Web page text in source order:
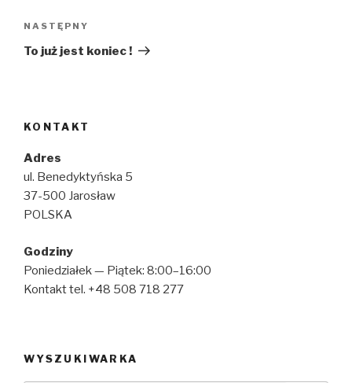
Następny
wpis
NASTĘPNY
To już jest koniec !
KONTAKT
Adres
ul. Benedyktyńska 5
37-500 Jarosław
POLSKA
Godziny
Poniedziałek — Piątek: 8:00–16:00
Kontakt tel. +48 508 718 277
WYSZUKIWARKA